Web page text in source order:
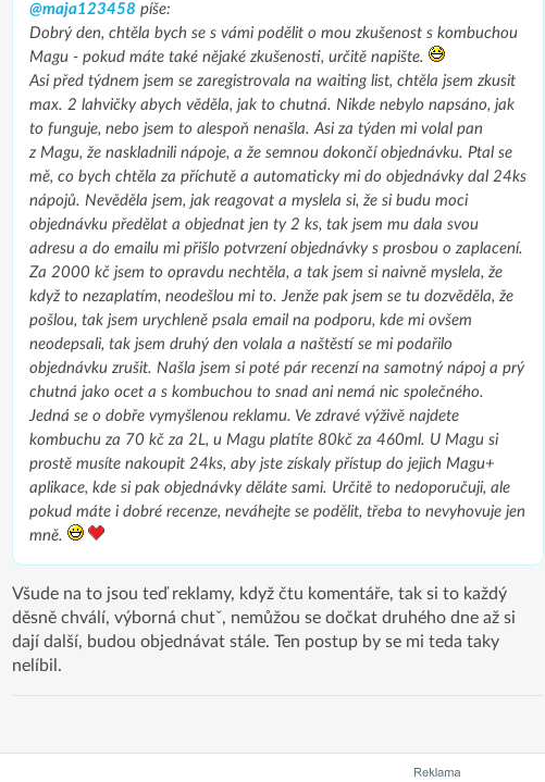
@maja123458 píše:
Dobrý den, chtěla bych se s vámi podělit o mou zkušenost s kombuchou
Magu - pokud máte také nějaké zkušenosti, určitě napište.
Asi před týdnem jsem se zaregistrovala na waiting list, chtěla jsem zkusit
max. 2 lahvičky abych věděla, jak to chutná. Nikde nebylo napsáno, jak
to funguje, nebo jsem to alespoň nenašla. Asi za týden mi volal pan
z Magu, že naskladnili nápoje, a že semnou dokončí objednávku. Ptal se
mě, co bych chtěla za příchutě a automaticky mi do objednávky dal 24ks
nápojů. Nevěděla jsem, jak reagovat a myslela si, že si budu moci
objednávku předělat a objednat jen ty 2 ks, tak jsem mu dala svou
adresu a do emailu mi přišlo potvrzení objednávky s prosbou o zaplacení.
Za 2000 kč jsem to opravdu nechtěla, a tak jsem si naivně myslela, že
když to nezaplatím, neodešlou mi to. Jenže pak jsem se tu dozvěděla, že
pošlou, tak jsem urychleně psala email na podporu, kde mi ovšem
neodepsali, tak jsem druhý den volala a naštěstí se mi podařilo
objednávku zrušit. Našla jsem si poté pár recenzí na samotný nápoj a prý
chutná jako ocet a s kombuchou to snad ani nemá nic společného.
Jedná se o dobře vymyšlenou reklamu. Ve zdravé výživě najdete
kombuchu za 70 kč za 2L, u Magu platíte 80kč za 460ml. U Magu si
prostě musíte nakoupit 24ks, aby jste získaly přístup do jejich Magu+
aplikace, kde si pak objednávky děláte sami. Určitě to nedoporučuji, ale
pokud máte i dobré recenze, neváhejte se podělit, třeba to nevyhovuje jen
mně.
Všude na to jsou teď reklamy, když čtu komentáře, tak si to každý
děsně chválí, výborná chutˇ, nemůžou se dočkat druhého dne až si
dají další, budou objednávat stále. Ten postup by se mi teda taky
nelíbil.